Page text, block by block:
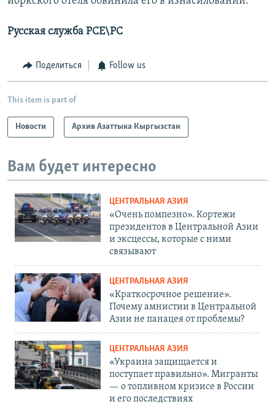
Русская служба РСЕ\РС
Поделиться Follow us
This item is part of
Новости Архив Азаттыка Кыргызстан
Вам будет интересно
ЦЕНТРАЛЬНАЯ АЗИЯ
«Очень помпезно». Кортежи
президентов в Центральной Азии
и эксцессы, которые с ними
связывают
ЦЕНТРАЛЬНАЯ АЗИЯ
«Краткосрочное решение».
Почему амнистии в Центральной
Азии не панацея от проблемы?
ЦЕНТРАЛЬНАЯ АЗИЯ
«Украина защищается и
поступает правильно». Мигранты
— о топливном кризисе в России
и его последствиях